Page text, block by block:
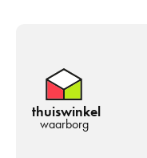
thuiswinkel
waarborg